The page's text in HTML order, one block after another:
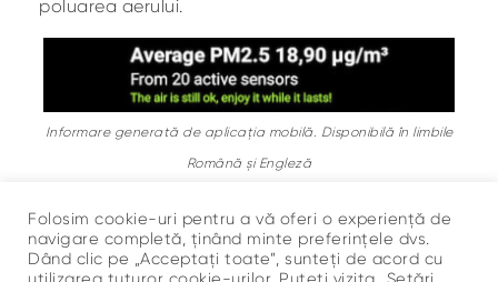
poluarea aerului.
Informare generată de aplicația mobilă. Disponibilă în limbile
Română și Engleză
necesită Android-10 și poate fi utilizată gratuit.
Folosim cookie-uri pentru a vă oferi o experiență de
navigare completă, ținând minte preferințele dvs.
Dând clic pe „Acceptați toate”, sunteți de acord cu